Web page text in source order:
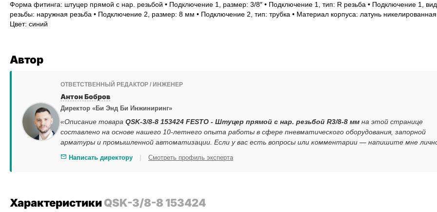
Форма фитинга: штуцер прямой с нар. резьбой • Подключение 1, размер: 3/8″ • Подключение 1, тип: R резьба • Подключение 1, вид
резьбы: наружная резьба • Подключение 2, размер: 8 мм • Подключение 2, тип: трубка • Материал корпуса: латунь никелированная
Цвет: синий
Автор
ОТВЕТСТВЕННЫЙ РЕДАКТОР / ИНЖЕНЕР
Антон Бобров
Директор «Би Энд Би Инжиниринг»
«Описание товара QSK-3/8-8 153424 FESTO - Штуцер прямой с нар. резьбой R3/8-8 мм на этой странице
составлено на основе нашего 10-летнего опыта работы в сфере пневматического оборудования, запорной
арматуры и промышленной автоматизации. Если у вас есть вопросы или комментарии — напишите мне
Написать директору | Смотреть профиль эксперта
ХарактеристикиQSK-3/8-8 153424